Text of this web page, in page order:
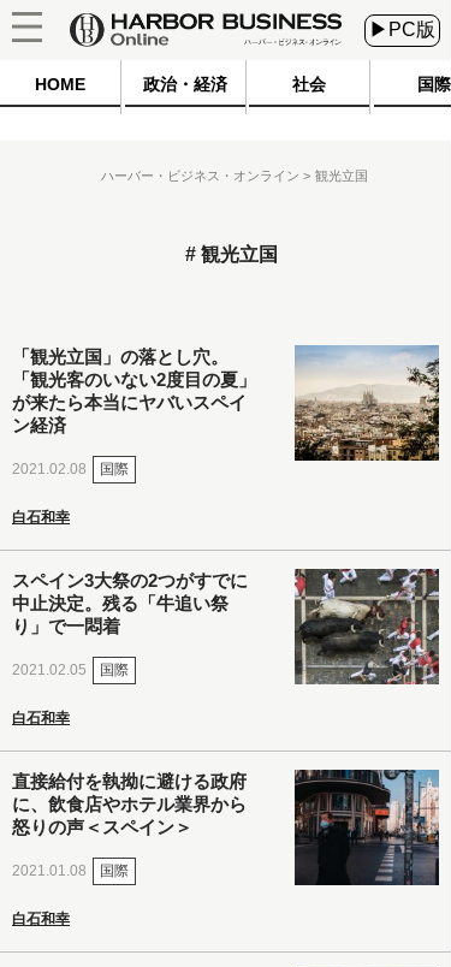
▶PC版
HOME 政治・経済 社会 国際
ハーバー・ビジネス・オンライン 観光立国
観光立国
「観光立国」の落とし穴。
「観光客のいない2度目の夏」
が来たら本当にヤバいスペイ
ン経済
2021.02.08 国際
白石和幸
スペイン3大祭の2つがすでに
中止決定。残る「牛追い祭
り」で一悶着
2021.02.05 国際
白石和幸
直接給付を執拗に避ける政府
に、飲食店やホテル業界から
怒りの声＜スペイン＞
2021.01.08 国際
白石和幸